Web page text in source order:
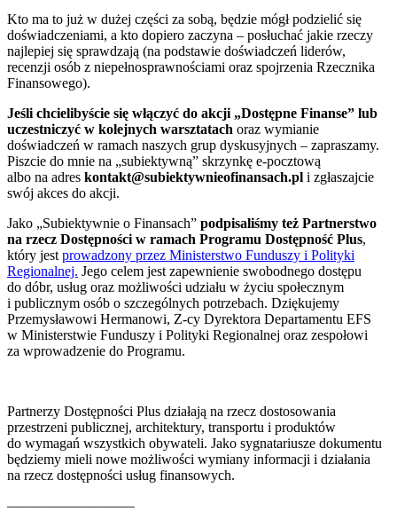
Kto ma to już w dużej części za sobą, będzie mógł podzielić się
doświadczeniami, a kto dopiero zaczyna – posłuchać jakie rzeczy
najlepiej się sprawdzają (na podstawie doświadczeń liderów,
recenzji osób z niepełnosprawnościami oraz spojrzenia Rzecznika
Finansowego).
Jeśli chcielibyście się włączyć do akcji „Dostępne Finanse” lub
uczestniczyć w kolejnych warsztatach oraz wymianie
doświadczeń w ramach naszych grup dyskusyjnych – zapraszamy.
Piszcie do mnie na „subiektywną” skrzynkę e-pocztową
albo na adres kontakt@subiektywnieofinansach.pl i zgłaszajcie
swój akces do akcji.
Jako „Subiektywnie o Finansach” podpisaliśmy też Partnerstwo
na rzecz Dostępności w ramach Programu Dostępność Plus,
który jest prowadzony przez Ministerstwo Funduszy i Polityki
Regionalnej. Jego celem jest zapewnienie swobodnego dostępu
do dóbr, usług oraz możliwości udziału w życiu społecznym
i publicznym osób o szczególnych potrzebach. Dziękujemy
Przemysławowi Hermanowi, Z-cy Dyrektora Departamentu EFS
w Ministerstwie Funduszy i Polityki Regionalnej oraz zespołowi
za wprowadzenie do Programu.
Partnerzy Dostępności Plus działają na rzecz dostosowania
przestrzeni publicznej, architektury, transportu i produktów
do wymagań wszystkich obywateli. Jako sygnatariusze dokumentu
będziemy mieli nowe możliwości wymiany informacji i działania
na rzecz dostępności usług finansowych.
—————————